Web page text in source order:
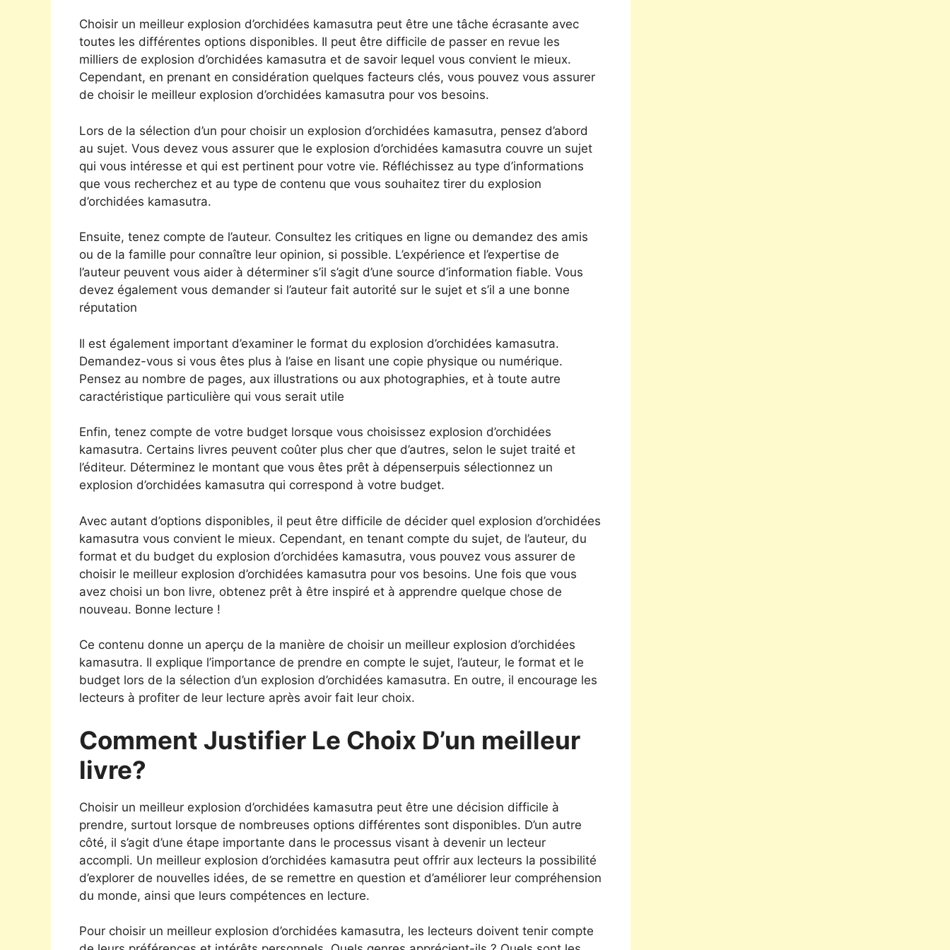
Choisir un meilleur explosion d’orchidées kamasutra peut être une tâche écrasante avec
toutes les différentes options disponibles. Il peut être difficile de passer en revue les
milliers de explosion d’orchidées kamasutra et de savoir lequel vous convient le mieux.
Cependant, en prenant en considération quelques facteurs clés, vous pouvez vous assurer
de choisir le meilleur explosion d’orchidées kamasutra pour vos besoins.
Lors de la sélection d’un pour choisir un explosion d’orchidées kamasutra, pensez d’abord
au sujet. Vous devez vous assurer que le explosion d’orchidées kamasutra couvre un sujet
qui vous intéresse et qui est pertinent pour votre vie. Réfléchissez au type d’informations
que vous recherchez et au type de contenu que vous souhaitez tirer du explosion
d’orchidées kamasutra.
Ensuite, tenez compte de l’auteur. Consultez les critiques en ligne ou demandez des amis
ou de la famille pour connaître leur opinion, si possible. L’expérience et l’expertise de
l’auteur peuvent vous aider à déterminer s’il s’agit d’une source d’information fiable. Vous
devez également vous demander si l’auteur fait autorité sur le sujet et s’il a une bonne
réputation
Il est également important d’examiner le format du explosion d’orchidées kamasutra.
Demandez-vous si vous êtes plus à l’aise en lisant une copie physique ou numérique.
Pensez au nombre de pages, aux illustrations ou aux photographies, et à toute autre
caractéristique particulière qui vous serait utile
Enfin, tenez compte de votre budget lorsque vous choisissez explosion d’orchidées
kamasutra. Certains livres peuvent coûter plus cher que d’autres, selon le sujet traité et
l’éditeur. Déterminez le montant que vous êtes prêt à dépenserpuis sélectionnez un
explosion d’orchidées kamasutra qui correspond à votre budget.
Avec autant d’options disponibles, il peut être difficile de décider quel explosion d’orchidées
kamasutra vous convient le mieux. Cependant, en tenant compte du sujet, de l’auteur, du
format et du budget du explosion d’orchidées kamasutra, vous pouvez vous assurer de
choisir le meilleur explosion d’orchidées kamasutra pour vos besoins. Une fois que vous
avez choisi un bon livre, obtenez prêt à être inspiré et à apprendre quelque chose de
nouveau. Bonne lecture !
Ce contenu donne un aperçu de la manière de choisir un meilleur explosion d’orchidées
kamasutra. Il explique l’importance de prendre en compte le sujet, l’auteur, le format et le
budget lors de la sélection d’un explosion d’orchidées kamasutra. En outre, il encourage les
lecteurs à profiter de leur lecture après avoir fait leur choix.
Comment Justifier Le Choix D’un meilleur
livre?
Choisir un meilleur explosion d’orchidées kamasutra peut être une décision difficile à
prendre, surtout lorsque de nombreuses options différentes sont disponibles. D’un autre
côté, il s’agit d’une étape importante dans le processus visant à devenir un lecteur
accompli. Un meilleur explosion d’orchidées kamasutra peut offrir aux lecteurs la possibilité
d’explorer de nouvelles idées, de se remettre en question et d’améliorer leur compréhension
du monde, ainsi que leurs compétences en lecture.
Pour choisir un meilleur explosion d’orchidées kamasutra, les lecteurs doivent tenir compte